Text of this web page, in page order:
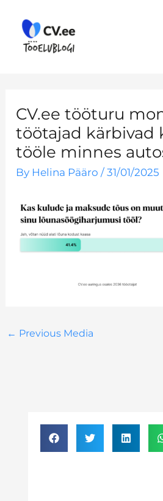
content
CV.ee tööturu
töötajad kärbivad
tööle minnes
By Helina Pääro/31/01/2025
← Previous Media